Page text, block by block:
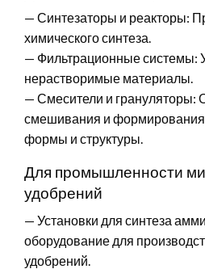
— Синтезаторы и реакторы:
химического синтеза.
— Фильтрационные системы:
нерастворимые материалы.
— Смесители и грануляторы:
смешивания и формирования
формы и структуры.
Для промышленности
удобрений
— Установки для синтеза
оборудование для
удобрений.